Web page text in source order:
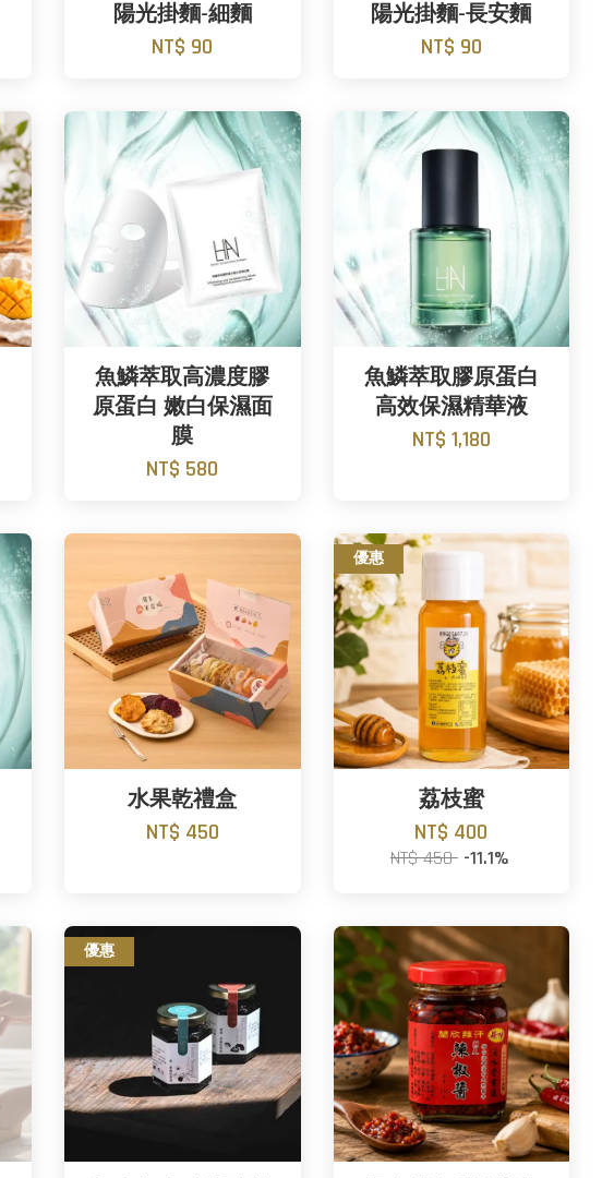
陽光掛麵-細麵
NT$ 90
陽光掛麵-長安麵
NT$ 90
魚鱗萃取高濃度膠
原蛋白 嫩白保濕面
膜
NT$ 580
魚鱗萃取膠原蛋白
高效保濕精華液
NT$ 1,180
水果乾禮盒
NT$ 450
優惠
荔枝蜜
NT$ 400
NT$ 450 -11.1%
優惠